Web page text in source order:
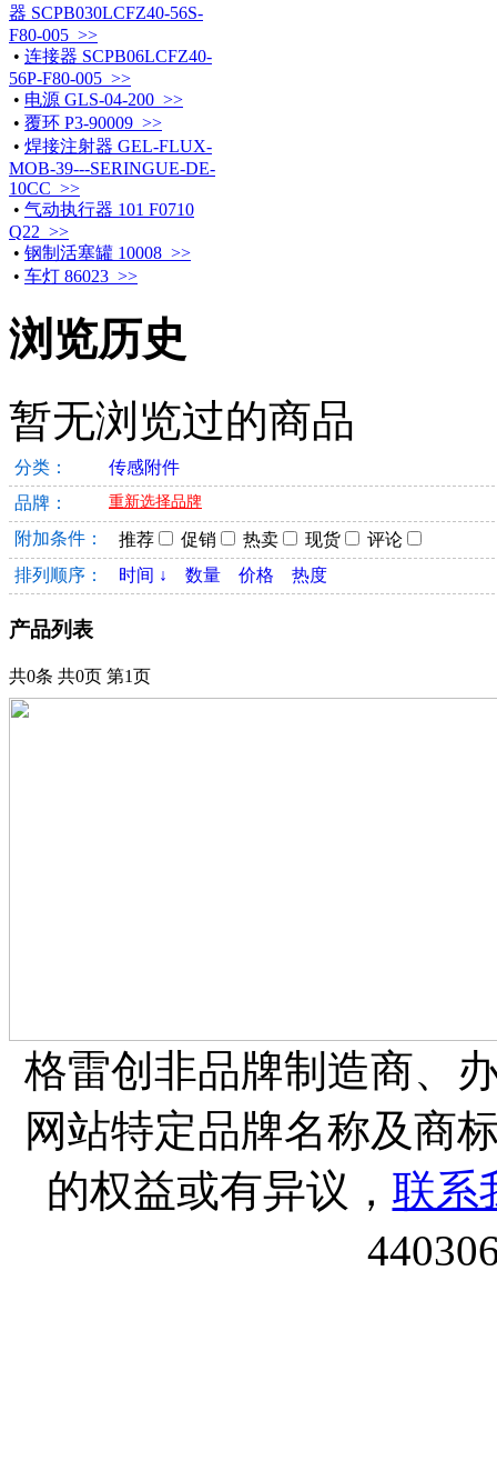
器 SCPB030LCFZ40-56S-
F80-005 >>
• 连接器 SCPB06LCFZ40-
56P-F80-005 >>
• 电源 GLS-04-200 >>
• 覆环 P3-90009 >>
• 焊接注射器 GEL-FLUX-
MOB-39---SERINGUE-DE-
10CC >>
• 气动执行器 101 F0710
Q22 >>
• 钢制活塞罐 10008 >>
• 车灯 86023 >>
浏览历史
暂无浏览过的商品
分类：
传感附件
品牌：
重新选择品牌
附加条件： 推荐 促销 热卖 现货
评论
排列顺序：
时间 ↓ 数量 价格 热度
产品列表
共0条 共0页 第1页
格雷创非品牌制造商、
网站特定品牌名称及商
的权益或有异议， 联系